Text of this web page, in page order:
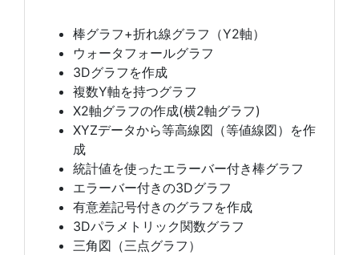
棒グラフ+折れ線グラフ（Y2軸）
ウォータフォールグラフ
3Dグラフを作成
複数Y軸を持つグラフ
X2軸グラフの作成(横2軸グラフ)
XYZデータから等高線図（等値線図）を作
成
統計値を使ったエラーバー付き棒グラフ
エラーバー付きの3Dグラフ
有意差記号付きのグラフを作成
3Dパラメトリック関数グラフ
三角図（三点グラフ）